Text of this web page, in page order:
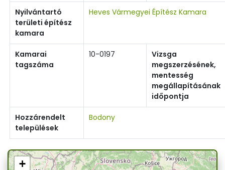
Nyilvántartó
területi építész
kamara
Heves Vármegyei Építész Kamara
Kamarai
tagszáma
10-0197
Vizsga
megszerzésének,
mentesség
megállapításának
időpontja
Hozzárendelt
települések
Bodony
+